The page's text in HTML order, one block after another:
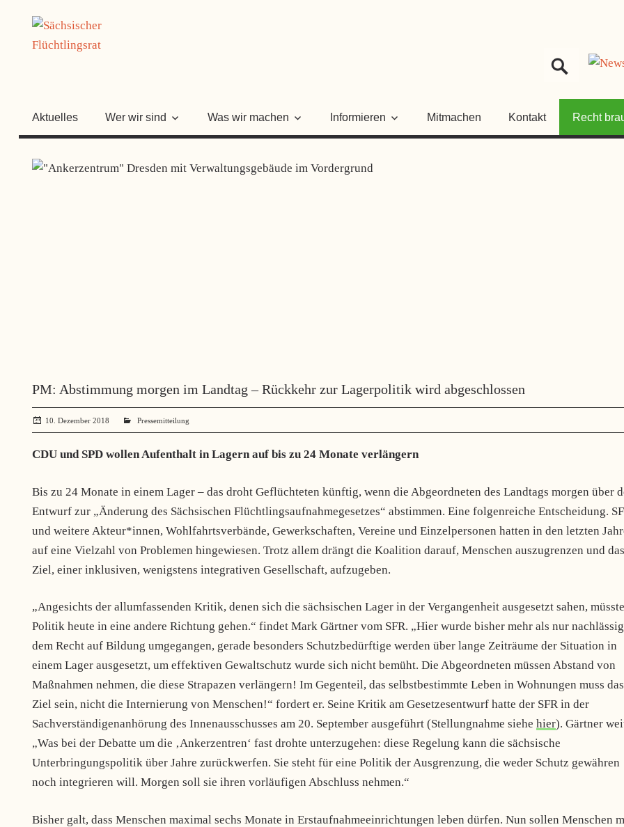
springen
Aktuelles Wer wir sind Was wir machen Informieren Mitmachen Kontakt Recht
PM: Abstimmung morgen im Landtag – Rückkehr zur Lagerpolitik wird abgeschlossen
10. Dezember 2018 administrator
Pressemitteilung
CDU und SPD wollen Aufenthalt in Lagern auf bis zu 24 Monate verlängern
Bis zu 24 Monate in einem Lager – das droht Geflüchteten künftig, wenn die Abgeordneten des Landtags morgen über
Entwurf zur „Änderung des Sächsischen Flüchtlingsaufnahmegesetzes“ abstimmen. Eine folgenreiche Entscheidung.
und weitere Akteur*innen, Wohlfahrtsverbände, Gewerkschaften, Vereine und Einzelpersonen hatten in den letzten
auf eine Vielzahl von Problemen hingewiesen. Trotz allem drängt die Koalition darauf, Menschen auszugrenzen und das
Ziel, einer inklusiven, wenigstens integrativen Gesellschaft, aufzugeben.
„Angesichts der allumfassenden Kritik, denen sich die sächsischen Lager in der Vergangenheit ausgesetzt sahen,
Politik heute in eine andere Richtung gehen.“ findet Mark Gärtner vom SFR. „Hier wurde bisher mehr als nur
dem Recht auf Bildung umgegangen, gerade besonders Schutzbedürftige werden über lange Zeiträume der Situation in
einem Lager ausgesetzt, um effektiven Gewaltschutz wurde sich nicht bemüht. Die Abgeordneten müssen Abstand von
Maßnahmen nehmen, die diese Strapazen verlängern! Im Gegenteil, das selbstbestimmte Leben in Wohnungen muss das
Ziel sein, nicht die Internierung von Menschen!“ fordert er. Seine Kritik am Gesetzesentwurf hatte der SFR in der
Sachverständigenanhörung des Innenausschusses am 20. September ausgeführt (Stellungnahme siehe hier). Gärtner
„Was bei der Debatte um die ‚Ankerzentren‘ fast drohte unterzugehen: diese Regelung kann die sächsische
Unterbringungspolitik über Jahre zurückwerfen. Sie steht für eine Politik der Ausgrenzung, die weder Schutz gewähren
noch integrieren will. Morgen soll sie ihren vorläufigen Abschluss nehmen.“
Bisher galt, dass Menschen maximal sechs Monate in Erstaufnahmeeinrichtungen leben dürfen. Nun sollen Menschen